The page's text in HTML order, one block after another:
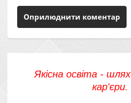
Якісна освіта -
кар'єри.